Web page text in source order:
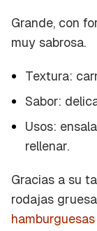
Grande, con
muy sabrosa.
Textura:
Sabor:
Usos:
rellenar.
Gracias a su
rodajas
hamburguesas